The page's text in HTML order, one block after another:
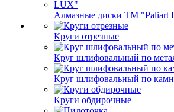
Алмазные диски ТМ "Paliart
Круги отрезные
Круг шлифовальный по
Круг шлифовальный по
Круги обдирочные